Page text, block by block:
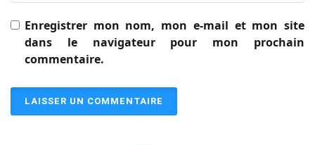
Enregistrer mon nom, mon e-mail et mon site
dans le navigateur pour mon prochain
commentaire.